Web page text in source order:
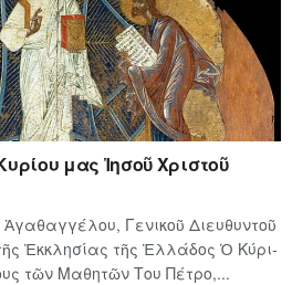
μας Ἰησοῦ Χριστοῦ
Γενικοῦ Διευθυντοῦ
Ἐκκλησίας τῆς Ἑλλάδος Ὁ Κύ­ρι­
τῶν Μα­θη­τῶν Του Πέ­τρο,...